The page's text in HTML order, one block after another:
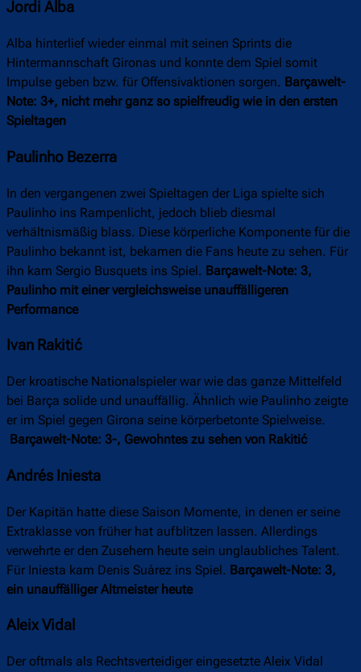
Jordi Alba
Alba hinterlief wieder einmal mit seinen Sprints die
Hintermannschaft Gironas und konnte dem Spiel somit
Impulse geben bzw. für Offensivaktionen sorgen. Barçawelt-
Note: 3+, nicht mehr ganz so spielfreudig wie in den ersten
Spieltagen
Paulinho Bezerra
In den vergangenen zwei Spieltagen der Liga spielte sich
Paulinho ins Rampenlicht, jedoch blieb diesmal
verhältnismäßig blass. Diese körperliche Komponente für die
Paulinho bekannt ist, bekamen die Fans heute zu sehen. Für
ihn kam Sergio Busquets ins Spiel. Barçawelt-Note: 3,
Paulinho mit einer vergleichsweise unauffälligeren
Performance
Ivan Rakitić
Der kroatische Nationalspieler war wie das ganze Mittelfeld
bei Barça solide und unauffällig. Ähnlich wie Paulinho zeigte
er im Spiel gegen Girona seine körperbetonte Spielweise.
Barçawelt-Note: 3-, Gewohntes zu sehen von Rakitić
Andrés Iniesta
Der Kapitän hatte diese Saison Momente, in denen er seine
Extraklasse von früher hat aufblitzen lassen. Allerdings
verwehrte er den Zusehern heute sein unglaubliches Talent.
Für Iniesta kam Denis Suárez ins Spiel. Barçawelt-Note: 3,
ein unauffälliger Altmeister heute
Aleix Vidal
Der oftmals als Rechtsverteidiger eingesetzte Aleix Vidal